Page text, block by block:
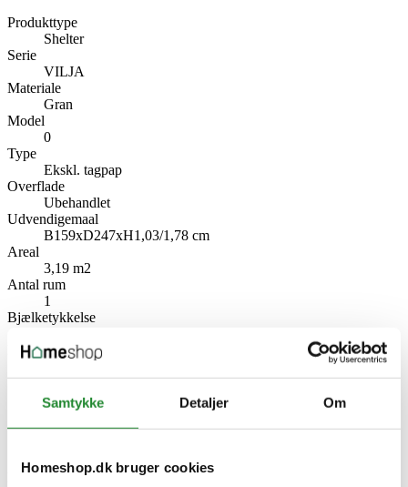
Samtykke Detaljer Om
Homeshop.dk bruger cookies
Produkttype
Shelter
Serie
VILJA
Materiale
Gran
Model
0
Type
Ekskl. tagpap
Overflade
Ubehandlet
Udvendigemaal
B159xD247xH1,03/1,78 cm
Areal
3,19 m2
Antal rum
1
Bjælketykkelse
Producent information
Holmstrupgårdvej 20, 8220 Brabrand
Danmark
www.xl-byg.dk/artikel/kontakt-xl-byg
Lev. varenr.